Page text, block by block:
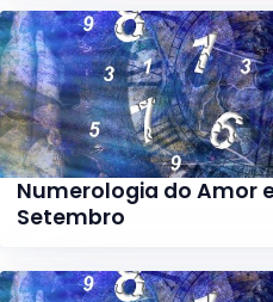
Numerologia do Amor
Setembro